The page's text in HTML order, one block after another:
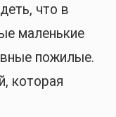
что в
маленькие
пожилые.
которая